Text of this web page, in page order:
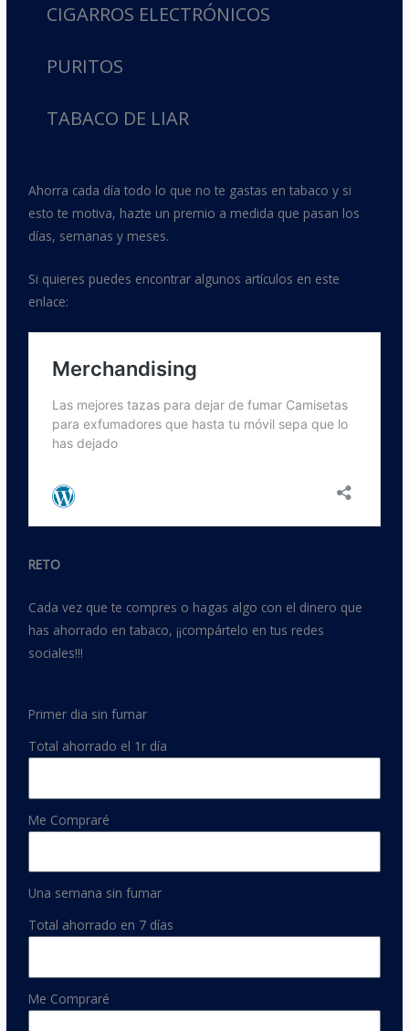
CIGARROS ELECTRÓNICOS
PURITOS
TABACO DE LIAR
Ahorra cada día todo lo que no te gastas en tabaco y si
esto te motiva, hazte un premio a medida que pasan los
días, semanas y meses.
Si quieres puedes encontrar algunos artículos en este
enlace:
RETO
Cada vez que te compres o hagas algo con el dinero que
has ahorrado en tabaco, ¡¡compártelo en tus redes
sociales!!!
Primer dia sin fumar
Total ahorrado el 1r día
Me Compraré
Una semana sin fumar
Total ahorrado en 7 días
Me Compraré